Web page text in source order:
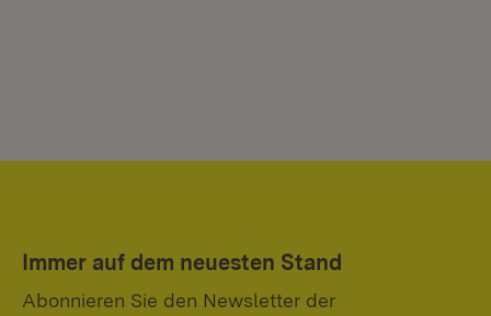
Immer auf dem neuesten Stand
Abonnieren Sie den Newsletter der